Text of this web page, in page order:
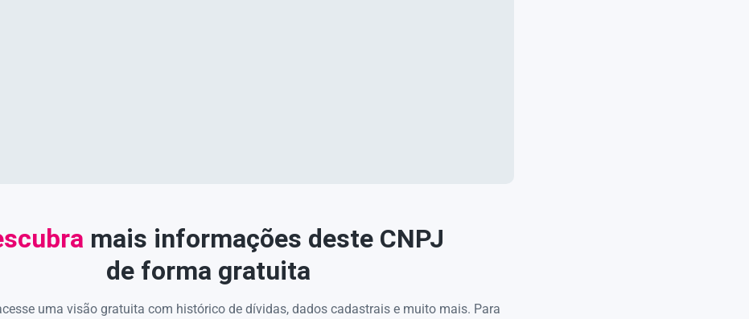
mais informações deste CNPJ
de forma gratuita
uma visão gratuita com histórico de dívidas, dados cadastrais e muito mais. Para